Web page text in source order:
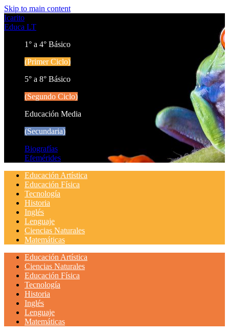
Skip to main content
Icarito
Educa LT
1° a 4° Básico
(Primer Ciclo)
5° a 8° Básico
(Segundo Ciclo)
Educación Media
(Secundaria)
Biografías
Efemérides
Educación Artística
Educación Física
Tecnología
Historia
Inglés
Lenguaje
Ciencias Naturales
Matemáticas
Educación Artística
Ciencias Naturales
Educación Física
Tecnología
Historia
Inglés
Lenguaje
Matemáticas